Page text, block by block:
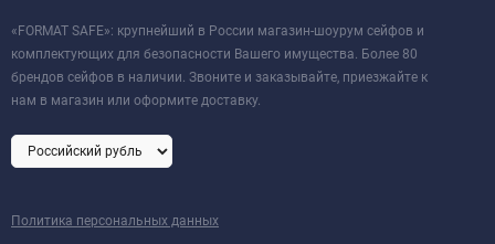
«FORMAT SAFE»: крупнейший в России магазин-шоурум сейфов и
комплектующих для безопасности Вашего имущества. Более 80
брендов сейфов в наличии. Звоните и заказывайте, приезжайте к
нам в магазин или оформите доставку.
Политика персональных данных